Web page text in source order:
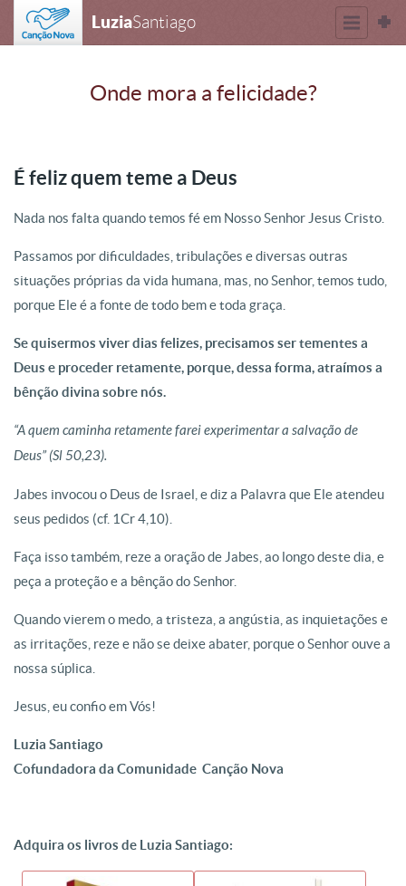
LuziaSantiago
Onde mora a felicidade?
É feliz quem teme a Deus
Nada nos falta quando temos fé em Nosso Senhor Jesus Cristo.
Passamos por dificuldades, tribulações e diversas outras
situações próprias da vida humana, mas, no Senhor, temos tudo,
porque Ele é a fonte de todo bem e toda graça.
Se quisermos viver dias felizes, precisamos ser tementes a
Deus e proceder retamente, porque, dessa forma, atraímos a
bênção divina sobre nós.
“A quem caminha retamente farei experimentar a salvação de
Deus” (Sl 50,23).
Jabes invocou o Deus de Israel, e diz a Palavra que Ele atendeu
seus pedidos (cf. 1Cr 4,10).
Faça isso também, reze a oração de Jabes, ao longo deste dia, e
peça a proteção e a bênção do Senhor.
Quando vierem o medo, a tristeza, a angústia, as inquietações e
as irritações, reze e não se deixe abater, porque o Senhor ouve a
nossa súplica.
Jesus, eu confio em Vós!
Luzia Santiago
Cofundadora da Comunidade Canção Nova
Adquira os livros de Luzia Santiago: